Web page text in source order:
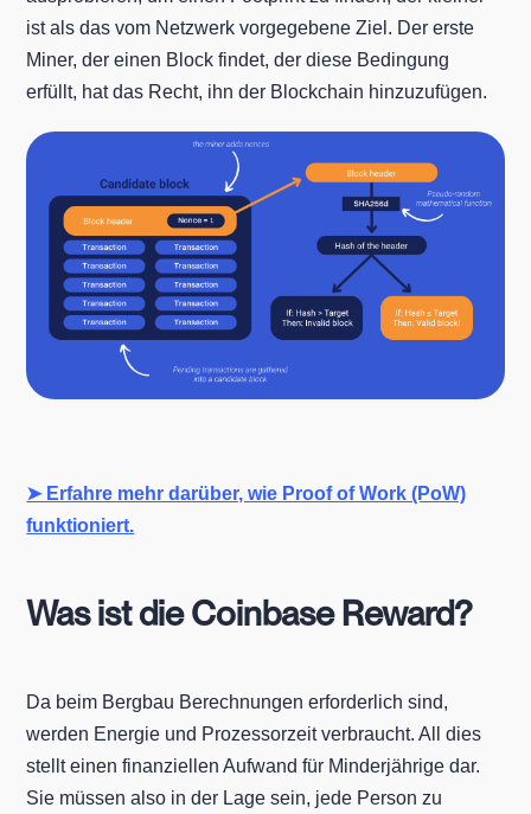
ist als das vom Netzwerk vorgegebene Ziel. Der erste
Miner, der einen Block findet, der diese Bedingung
erfüllt, hat das Recht, ihn der Blockchain hinzuzufügen.
➤ Erfahre mehr darüber, wie Proof of Work (PoW)
funktioniert.
Was ist die Coinbase Reward?
Da beim Bergbau Berechnungen erforderlich sind,
werden Energie und Prozessorzeit verbraucht. All dies
stellt einen finanziellen Aufwand für Minderjährige dar.
Sie müssen also in der Lage sein, jede Person zu